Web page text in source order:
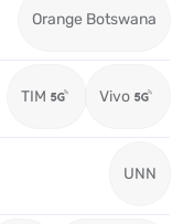
Orange Botswana
TIM Vivo
UNN